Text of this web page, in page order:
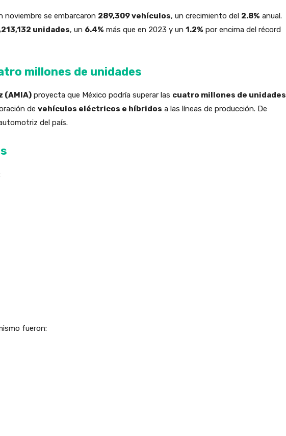
se embarcaron 289,309 vehículos, un crecimiento del 2.8% anual.
unidades, un 6.4% más que en 2023 y un 1.2% por encima del récord
millones de unidades
(AMIA) proyecta que México podría superar las cuatro millones de unidades
de vehículos eléctricos e híbridos a las líneas de producción. De
del país.
fueron: